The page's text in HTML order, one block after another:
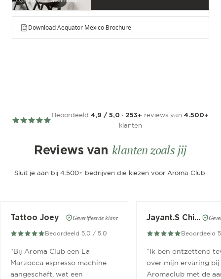
Download Aequator Mexico Brochure
Beoordeeld 4,9 / 5,0 · 253+ reviews van 4.500+
klanten
Reviews van klanten zoals jij
Sluit je aan bij 4.500+ bedrijven die kiezen voor Aroma Club.
Tattoo Joey Geverifieerde klant
Beoordeeld 5.0 / 5.0
“Bij Aroma Club een La
Marzocca espresso machine
aangeschaft, wat een
Jayant.S Chitaroe
Beoordeeld
“Ik ben ontzettend
over mijn ervaring bij
Aromaclub met de